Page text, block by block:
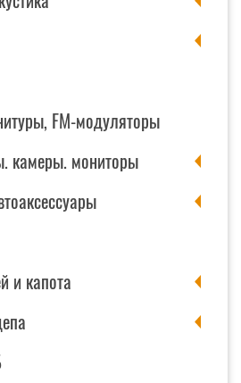
FM-модуляторы
камеры. мониторы
и капота